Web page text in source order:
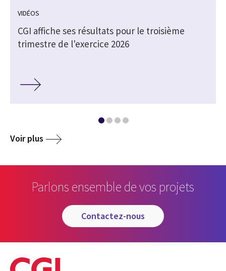
VIDÉOS
CGI affiche ses résultats pour le troisième
trimestre de l'exercice 2026
Voir plus
Parlons ensemble de vos projets
contactez-nous